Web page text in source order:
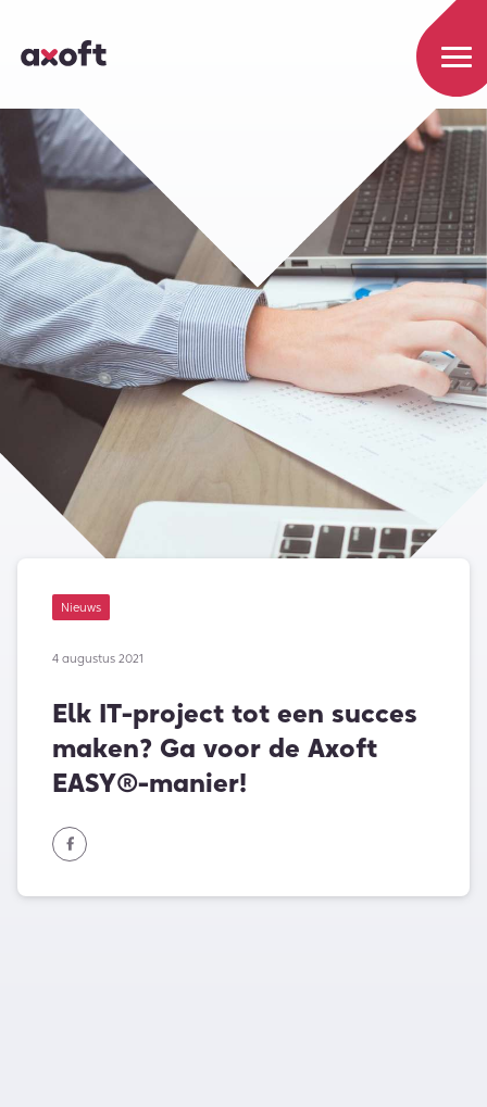
Nieuws
4 augustus 2021
Elk IT-project tot een succes
maken? Ga voor de Axoft
EASY®-manier!